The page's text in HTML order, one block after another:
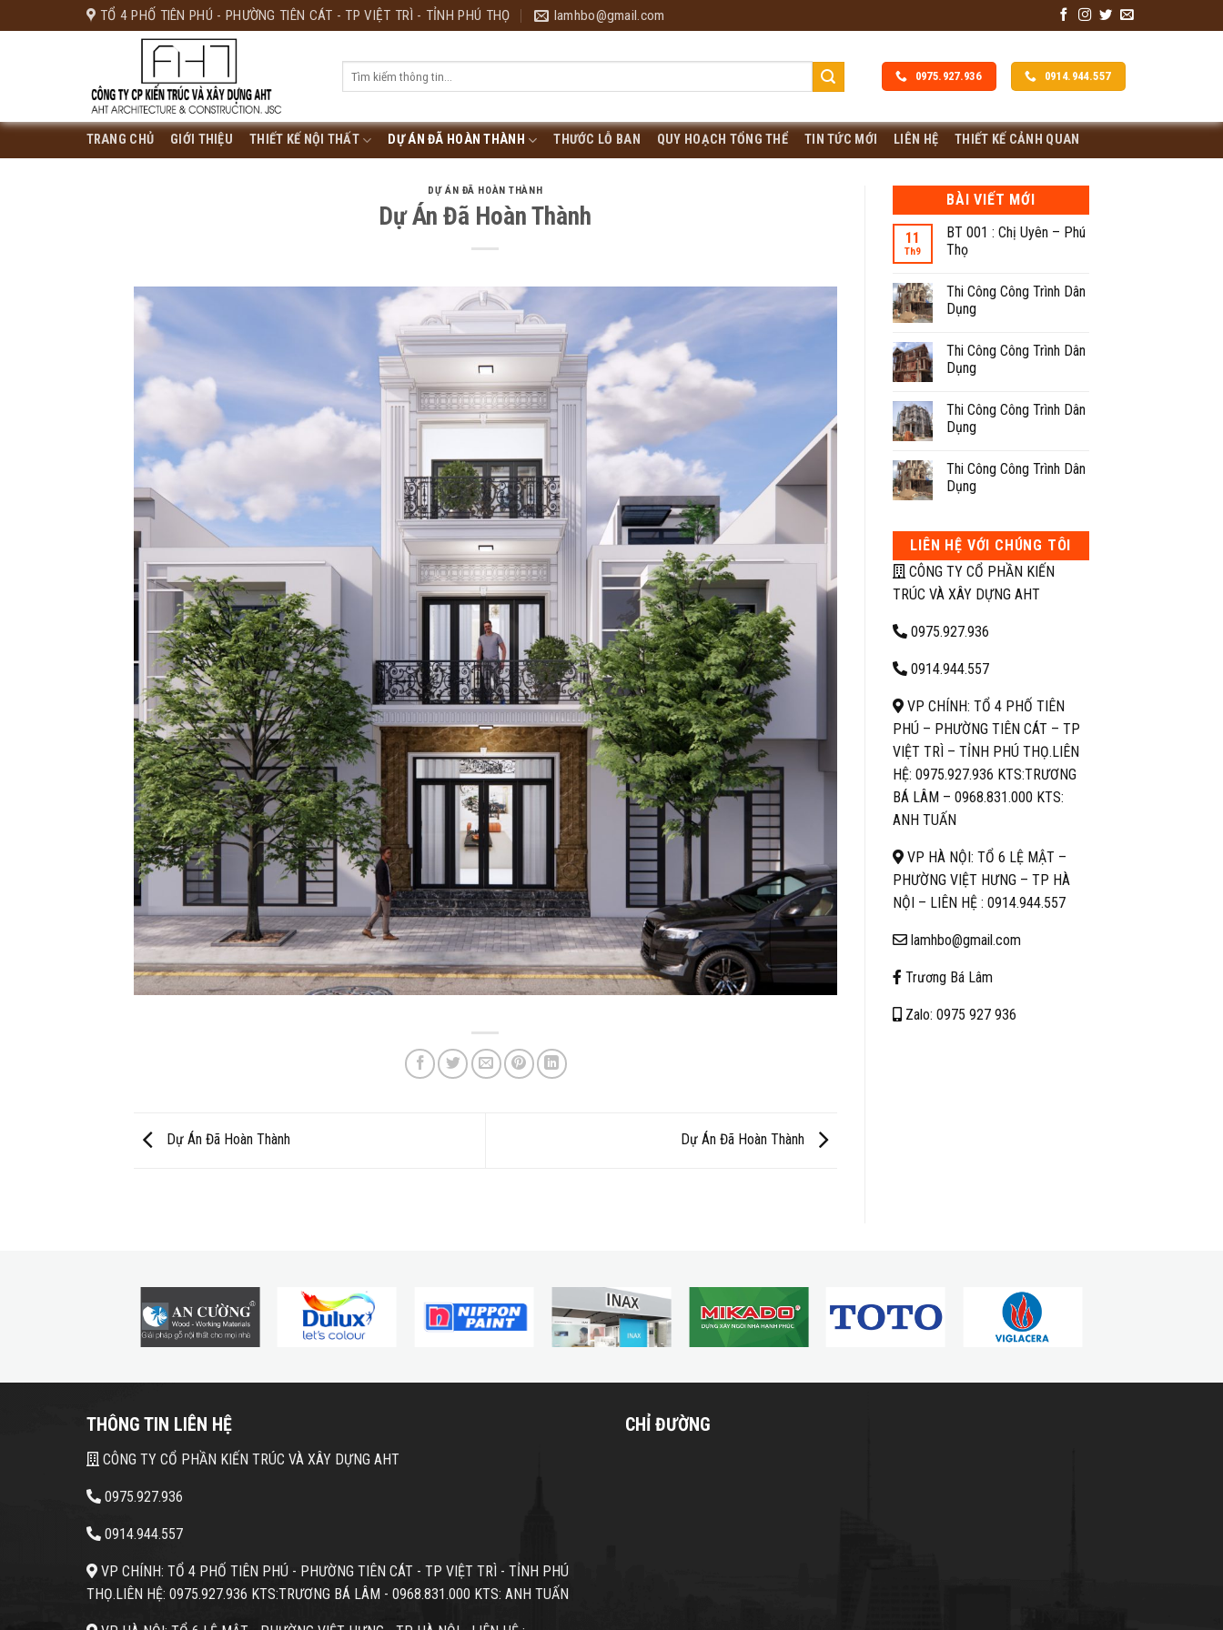
to
TỔ 4 PHỐ TIÊN PHÚ - PHƯỜNG TIÊN CÁT - TP VIỆT TRÌ - TỈNH PHÚ THỌ lamhbo@gmail.com
0975.927.936 0914.944.557
TRANG CHỦ GIỚI THIỆU THIẾT KẾ NỘI THẤT DỰ ÁN ĐÃ HOÀN THÀNH THƯỚC LỖ BAN QUY HOẠCH TỔNG THỂ TIN TỨC MỚI LIÊN HỆ THIẾT KẾ CẢNH QUAN
DỰ ÁN ĐÃ HOÀN THÀNH
Dự Án Đã Hoàn Thành
Dự Án Đã Hoàn Thành Dự Án Đã Hoàn Thành
BÀI VIẾT MỚI
11
Th9
BT 001 : Chị Uyên – Phú
Thọ
Thi Công Công Trình Dân
Dụng
Thi Công Công Trình Dân
Dụng
Thi Công Công Trình Dân
Dụng
Thi Công Công Trình Dân
Dụng
LIÊN HỆ VỚI CHÚNG TÔI
CÔNG TY CỔ PHẦN KIẾN
TRÚC VÀ XÂY DỰNG AHT
0975.927.936
0914.944.557
VP CHÍNH: TỔ 4 PHỐ TIÊN
PHÚ – PHƯỜNG TIÊN CÁT – TP
VIỆT TRÌ – TỈNH PHÚ THỌ.LIÊN
HỆ: 0975.927.936 KTS:TRƯƠNG
BÁ LÂM – 0968.831.000 KTS:
ANH TUẤN
VP HÀ NỘI: TỔ 6 LỆ MẬT –
PHƯỜNG VIỆT HƯNG – TP HÀ
NỘI – LIÊN HỆ : 0914.944.557
lamhbo@gmail.com
Trương Bá Lâm
Zalo: 0975 927 936
THÔNG TIN LIÊN HỆ
CÔNG TY CỔ PHẦN KIẾN TRÚC VÀ XÂY DỰNG AHT
0975.927.936
0914.944.557
VP CHÍNH: TỔ 4 PHỐ TIÊN PHÚ - PHƯỜNG TIÊN CÁT - TP VIỆT TRÌ - TỈNH PHÚ
THỌ.LIÊN HỆ: 0975.927.936 KTS:TRƯƠNG BÁ LÂM - 0968.831.000 KTS: ANH TUẤN
CHỈ ĐƯỜNG